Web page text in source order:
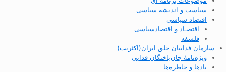
سیاست و اندیشه سیاسی
اقتصاد سیاسی
اقتصـاد و اقتصاد‌سیاسی
فلسفه
سازمان فداییان خلق ایران(اکثریت)
ویژه‌نامهٔ جان‌باختگان فدایی
یادها و خاطره‌ها